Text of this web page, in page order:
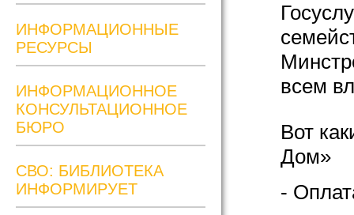
ИНФОРМАЦИОННЫЕ
РЕСУРСЫ
ИНФОРМАЦИОННОЕ
КОНСУЛЬТАЦИОННОЕ
БЮРО
СВО: БИБЛИОТЕКА
ИНФОРМИРУЕТ
всем
Вот
Дом»
-